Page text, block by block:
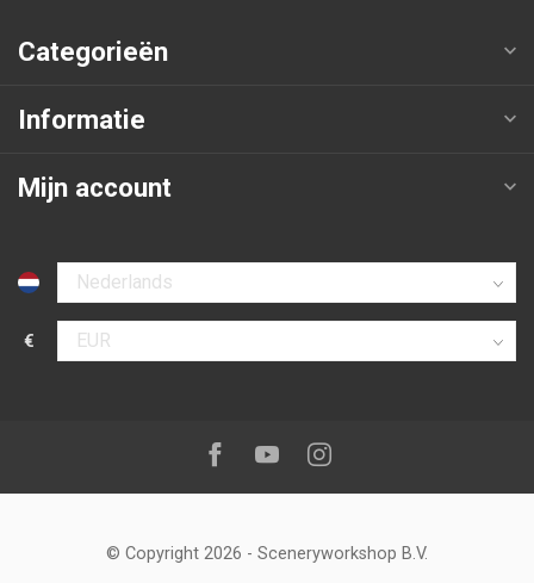
Categorieën
Informatie
Mijn account
Selecteer taal
€
Selecteer valuta
Volg ons op:Facebook
YoutubeInstagram
© Copyright 2026 - Sceneryworkshop B.V.